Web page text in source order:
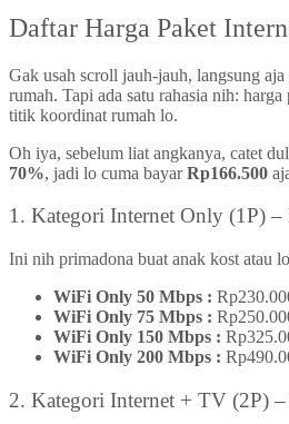
Daftar Harga Paket
Gak usah scroll jauh-jauh, langsung
rumah. Tapi ada satu rahasia nih:
titik koordinat rumah lo.
Oh iya, sebelum liat angkanya, catet
70%, jadi lo cuma bayarRp166.500
1. Kategori Internet Only (1P)
Ini nih primadona buat anak kost atau
WiFi Only 50 Mbps :
WiFi Only 75 Mbps :
WiFi Only 150 Mbps :
WiFi Only 200 Mbps :
2. Kategori Internet + TV (2P)